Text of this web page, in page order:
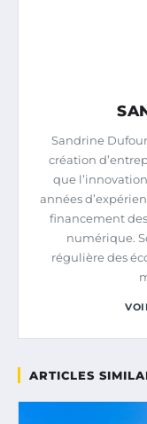
Sandrine
création
que
années
financement
numérique.
régulière des
ARTICLES